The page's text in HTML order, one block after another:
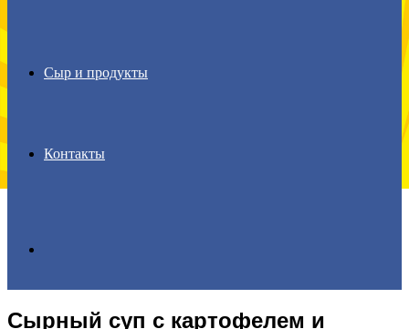
Сыр и продукты
Контакты
Сырный суп с картофелем и